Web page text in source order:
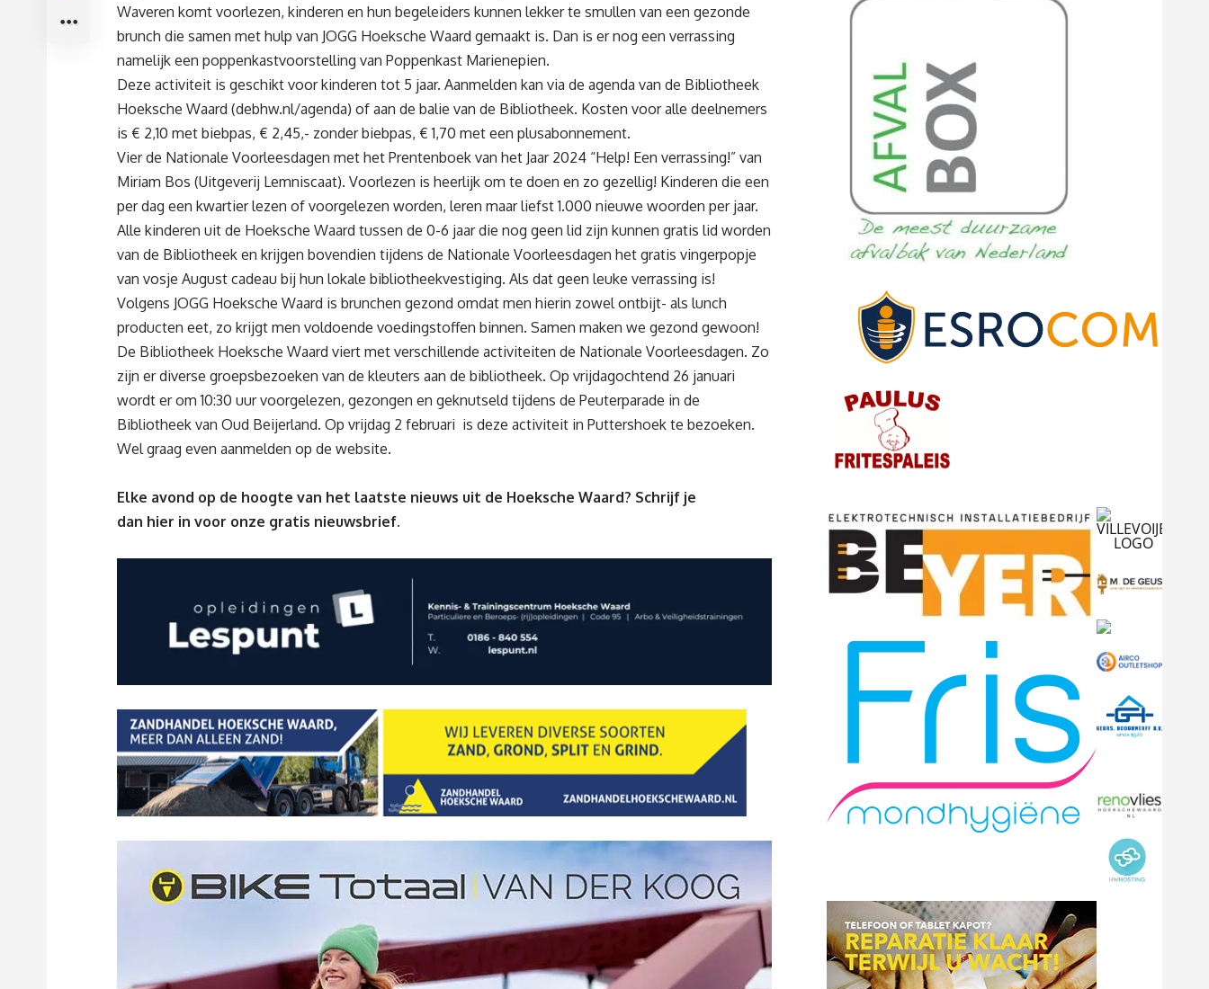
Waveren komt voorlezen, kinderen en hun begeleiders kunnen lekker te smullen van een gezonde
brunch die samen met hulp van JOGG Hoeksche Waard gemaakt is. Dan is er nog een verrassing
namelijk een poppenkastvoorstelling van Poppenkast Marienepien.
Deze activiteit is geschikt voor kinderen tot 5 jaar. Aanmelden kan via de agenda van de Bibliotheek
Hoeksche Waard (debhw.nl/agenda) of aan de balie van de Bibliotheek. Kosten voor alle deelnemers
is € 2,10 met biebpas, € 2,45,- zonder biebpas, € 1,70 met een plusabonnement.
Vier de Nationale Voorleesdagen met het Prentenboek van het Jaar 2024 “Help! Een verrassing!” van
Miriam Bos (Uitgeverij Lemniscaat). Voorlezen is heerlijk om te doen en zo gezellig! Kinderen die een
per dag een kwartier lezen of voorgelezen worden, leren maar liefst 1.000 nieuwe woorden per jaar.
Alle kinderen uit de Hoeksche Waard tussen de 0-6 jaar die nog geen lid zijn kunnen gratis lid worden
van de Bibliotheek en krijgen bovendien tijdens de Nationale Voorleesdagen het gratis vingerpopje
van vosje August cadeau bij hun lokale bibliotheekvestiging. Als dat geen leuke verrassing is!
Volgens JOGG Hoeksche Waard is brunchen gezond omdat men hierin zowel ontbijt- als lunch
producten eet, zo krijgt men voldoende voedingstoffen binnen. Samen maken we gezond gewoon!
De Bibliotheek Hoeksche Waard viert met verschillende activiteiten de Nationale Voorleesdagen. Zo
zijn er diverse groepsbezoeken van de kleuters aan de bibliotheek. Op vrijdagochtend 26 januari
wordt er om 10:30 uur voorgelezen, gezongen en geknutseld tijdens de Peuterparade in de
Bibliotheek van Oud Beijerland. Op vrijdag 2 februari is deze activiteit in Puttershoek te bezoeken.
Wel graag even aanmelden op de website.
Elke avond op de hoogte van het laatste nieuws uit de Hoeksche Waard? Schrijf je
dan hier in voor onze gratis nieuwsbrief.